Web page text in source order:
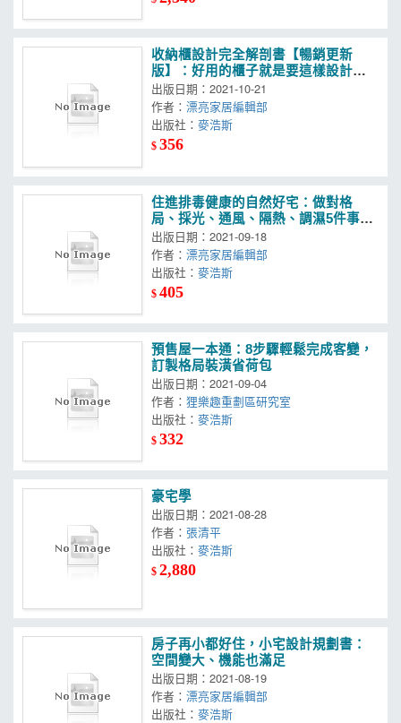
收納櫃設計完全解剖書【暢銷更新
版】：好用的櫃子就是要這樣設計！
從機能、動線、尺寸和材質開始，讓
家住得更舒適！收納從此沒煩惱！
出版日期：2021-10-21
作者：漂亮家居編輯部
出版社：
$356
住進排毒健康的自然好宅：做對格
局、採光、通風、隔熱、調濕5件事，
預防過敏&阻隔病毒過舒適生活
出版日期：2021-09-18
作者：漂亮家居編輯部
出版社：
$405
預售屋一本通：8步驟輕鬆完成客變，
訂製格局裝潢省荷包
出版日期：2021-09-04
作者：狸樂趣重劃區研究室
出版社：
$332
豪宅學
出版日期：2021-08-28
作者：張清平
出版社：
$2,880
房子再小都好住，小宅設計規劃書：
空間變大、機能也滿足
出版日期：2021-08-19
作者：漂亮家居編輯部
出版社：